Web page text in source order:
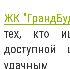
ЖК
тех, кто
удачным